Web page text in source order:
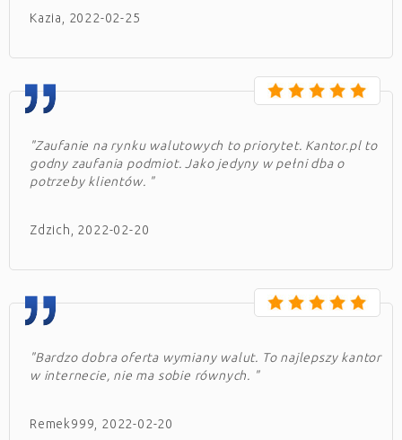
Kazia, 2022-02-25
"Zaufanie na rynku walutowych to priorytet. Kantor.pl to
godny zaufania podmiot. Jako jedyny w pełni dba o
potrzeby klientów. "
Zdzich, 2022-02-20
"Bardzo dobra oferta wymiany walut. To najlepszy kantor
w internecie, nie ma sobie równych. "
Remek999, 2022-02-20